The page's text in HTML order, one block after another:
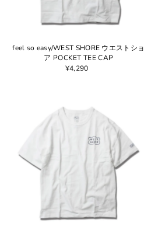
feel so easy/WEST SHORE ウエストショ
ア POCKET TEE CAP
¥4,290